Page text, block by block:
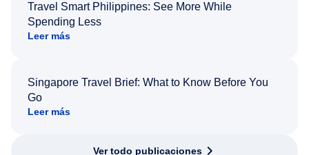
Travel Smart Philippines: See More While
Spending Less
Leer más
Singapore Travel Brief: What to Know Before You
Go
Leer más
Ver todo publicaciones